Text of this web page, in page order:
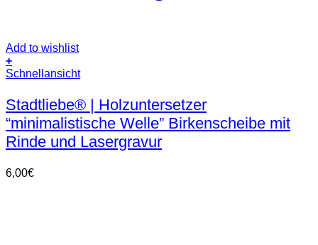
Add to wishlist
+
Schnellansicht
Stadtliebe® | Holzuntersetzer
“minimalistische Welle” Birkenscheibe mit
Rinde und Lasergravur
6,00€